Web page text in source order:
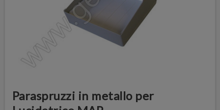
Paraspruzzi in metallo per